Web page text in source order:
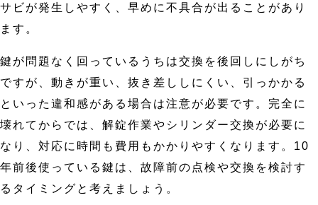
サビが発生しやすく、早めに不具合が出ることがあり
ます。
鍵が問題なく回っているうちは交換を後回しにしがち
ですが、動きが重い、抜き差ししにくい、引っかかる
といった違和感がある場合は注意が必要です。完全に
壊れてからでは、解錠作業やシリンダー交換が必要に
なり、対応に時間も費用もかかりやすくなります。10
年前後使っている鍵は、故障前の点検や交換を検討す
るタイミングと考えましょう。